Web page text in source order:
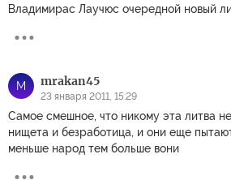
Владимирас Лаучюс очередной новый
M mrakan45
23 января 2011, 15:29
Самое смешное, что никому эта литва
нищета и безработица, и они еще
меньше народ тем больше вони